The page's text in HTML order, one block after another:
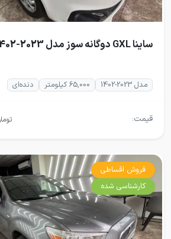
ساینا GXL دوگانه سوز مدل 2023-1402
مدل 2023-1402 65,000 کیلومتر دنده‌ای
قیمت:
فروش اقساطی
کارشناسی شده